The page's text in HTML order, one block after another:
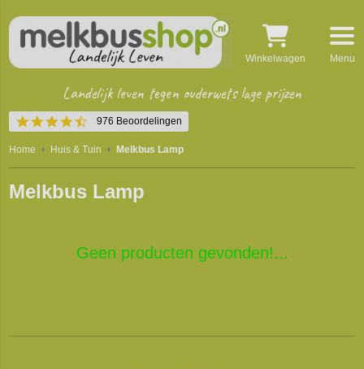
4.5
star
rating
976 Beoordelingen
Landelijk leven tegen ouderwets lage prijzen
Winkelwagen Menu
Home Huis & Tuin Melkbus Lamp
Melkbus Lamp
Geen producten gevonden!...